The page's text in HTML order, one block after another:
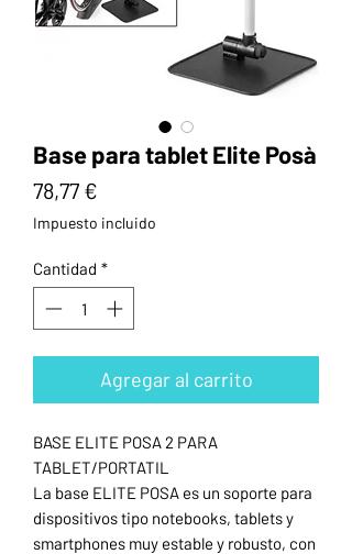
Base para tablet Elite Posà
78,77 €
Impuesto incluido
Cantidad *
Agregar al carrito
BASE ELITE POSA 2 PARA
TABLET/PORTATIL
La base ELITE POSA es un soporte para
dispositivos tipo notebooks, tablets y
smartphones muy estable y robusto, con